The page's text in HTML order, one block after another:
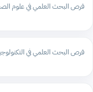
فرص البحث العلمي في علوم
فرص البحث العلمي في